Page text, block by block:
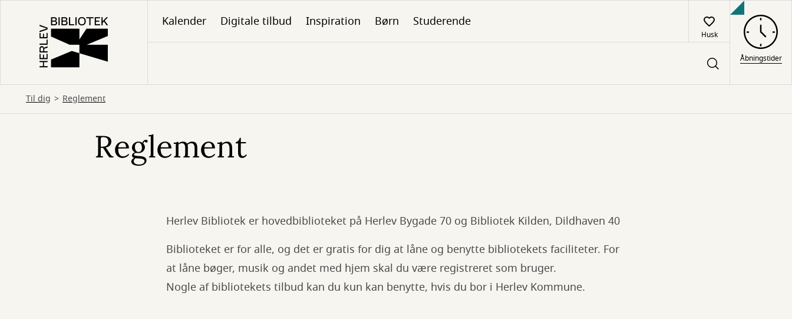
hovedindhold
Kalender Digitale tilbud Inspiration Børn Studerende
Husk
Åbningstider
Til dig Reglement
Reglement
Herlev Bibliotek er hovedbiblioteket på Herlev Bygade 70 og Bibliotek Kilden, Dildhaven 40
Biblioteket er for alle, og det er gratis for dig at låne og benytte bibliotekets faciliteter. For
at låne bøger, musik og andet med hjem skal du være registreret som bruger.
Nogle af bibliotekets tilbud kan du kun kan benytte, hvis du bor i Herlev Kommune.